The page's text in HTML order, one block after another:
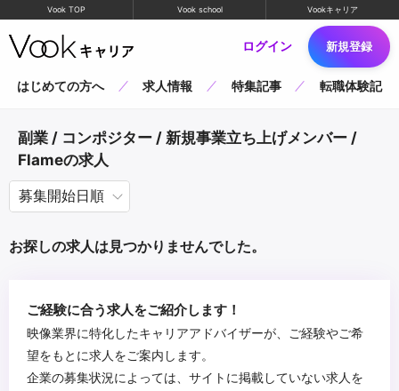
Vook TOP Vook school Vookキャリア
ログイン 新規登録
はじめての方へ 求人情報 特集記事 転職体験記
副業 / コンポジター / 新規事業立ち上げメンバー /
Flameの求人
お探しの求人は見つかりませんでした。
ご経験に合う求人をご紹介します！
映像業界に特化したキャリアアドバイザーが、ご経験やご希
望をもとに求人をご案内します。
企業の募集状況によっては、サイトに掲載していない求人を